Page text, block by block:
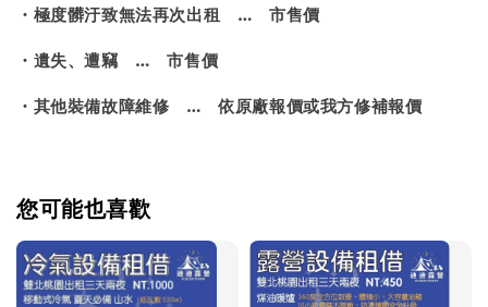
・極度髒汙致無法再次出租 … 市售價
・遺失、遭竊 … 市售價
・其他裝備故障維修 … 依原廠報價或我方修補報價
您可能也喜歡